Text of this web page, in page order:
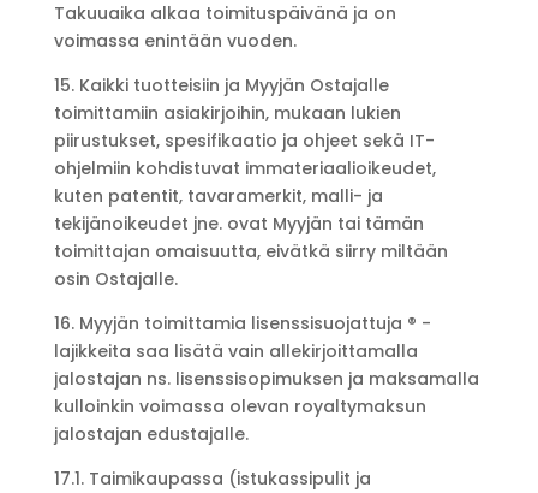
Takuuaika alkaa toimituspäivänä ja on
voimassa enintään vuoden.
15. Kaikki tuotteisiin ja Myyjän Ostajalle
toimittamiin asiakirjoihin, mukaan lukien
piirustukset, spesifikaatio ja ohjeet sekä IT-
ohjelmiin kohdistuvat immateriaalioikeudet,
kuten patentit, tavaramerkit, malli- ja
tekijänoikeudet jne. ovat Myyjän tai tämän
toimittajan omaisuutta, eivätkä siirry miltään
osin Ostajalle.
16. Myyjän toimittamia lisenssisuojattuja ® -
lajikkeita saa lisätä vain allekirjoittamalla
jalostajan ns. lisenssisopimuksen ja maksamalla
kulloinkin voimassa olevan royaltymaksun
jalostajan edustajalle.
17.1. Taimikaupassa (istukassipulit ja